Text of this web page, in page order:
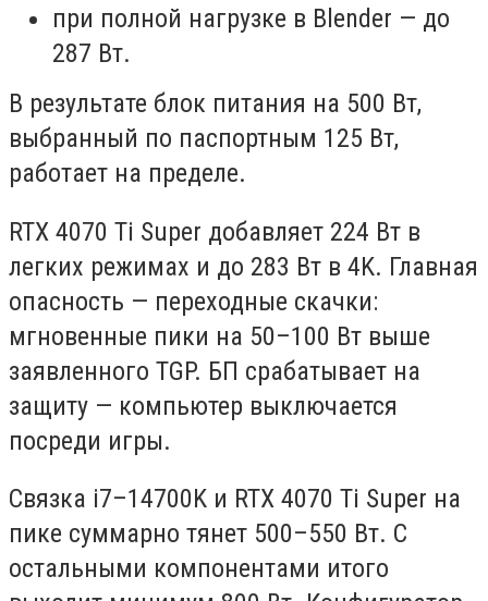
при полной нагрузке в Blender — до
287 Вт.
В результате блок питания на 500 Вт,
выбранный по паспортным 125 Вт,
работает на пределе.
RTX 4070 Ti Super добавляет 224 Вт в
легких режимах и до 283 Вт в 4K. Главная
опасность — переходные скачки:
мгновенные пики на 50–100 Вт выше
заявленного TGP. БП срабатывает на
защиту — компьютер выключается
посреди игры.
Связка i7–14700K и RTX 4070 Ti Super на
пике суммарно тянет 500–550 Вт. С
остальными компонентами итого